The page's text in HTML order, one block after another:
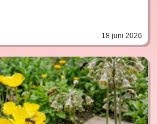
18 juni 2026